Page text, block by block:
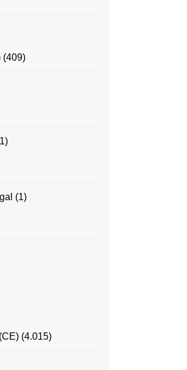
(409)
(1)
(4.015)